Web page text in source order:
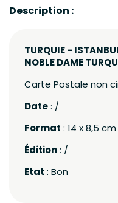
Description :
TURQUIE -
NOBLE DAME
Carte Postale non
Date: /
Format : 14 x 8,5 cm
Édition: /
Etat : Bon